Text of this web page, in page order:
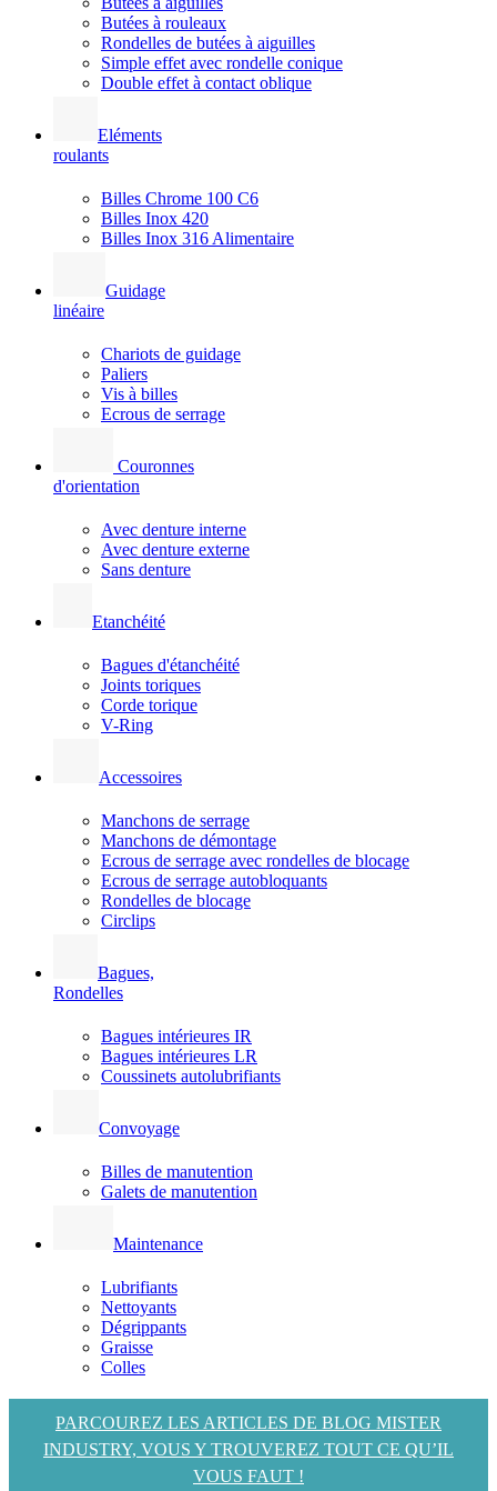
Butées à rouleaux
Rondelles de butées à aiguilles
Simple effet avec rondelle conique
Double effet à contact oblique
Eléments
roulants
Billes Chrome 100 C6
Billes Inox 420
Billes Inox 316 Alimentaire
Guidage
linéaire
Chariots de guidage
Paliers
Vis à billes
Ecrous de serrage
Couronnes
d'orientation
Avec denture interne
Avec denture externe
Sans denture
Etanchéité
Bagues d'étanchéité
Joints toriques
Corde torique
V-Ring
Accessoires
Manchons de serrage
Manchons de démontage
Ecrous de serrage avec rondelles de blocage
Ecrous de serrage autobloquants
Rondelles de blocage
Circlips
Bagues,
Rondelles
Bagues intérieures IR
Bagues intérieures LR
Coussinets autolubrifiants
Convoyage
Billes de manutention
Galets de manutention
Maintenance
Lubrifiants
Nettoyants
Dégrippants
Graisse
Colles
PARCOUREZ LES ARTICLES DE BLOG MISTER
INDUSTRY, VOUS Y TROUVEREZ TOUT CE QU’IL
VOUS FAUT !